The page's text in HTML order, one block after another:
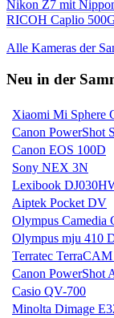
Nikon Z7 mit
RICOH Caplio
Alle Kameras der
Neu in der
Xiaomi Mi Sphere
Canon PowerShot
Canon EOS 100D
Sony NEX 3N
Lexibook
Aiptek Pocket DV
Olympus Camedia
Olympus mju 410
Terratec
Canon PowerShot
Casio QV-700
Minolta Dimage